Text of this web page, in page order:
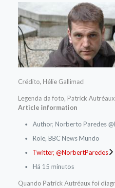
Crédito, Hélie Gallimad
Legenda da foto, Patrick
Article information
Author, Norberto Paredes
Role, BBC News Mundo
Twitter, @NorbertParedes
Há 15 minutos
Quando Patrick Autréaux foi